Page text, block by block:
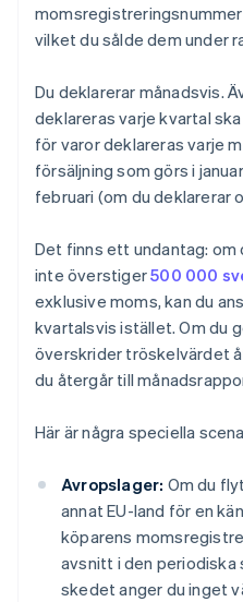
vilket du sålde dem under
Du deklarerar månadsvis.
deklareras varje kvartal
för varor deklareras varje
försäljning som görs i
februari (om du deklarerar
Det finns ett undantag: om
inte överstiger500 000
exklusive moms, kan du
kvartalsvis istället. Om du
överskrider tröskelvärdet
du återgår till
Här är några speciella
Avropslager: Om du
annat EU-land för en
köparens
avsnitt i den periodiska
skedet anger du inget